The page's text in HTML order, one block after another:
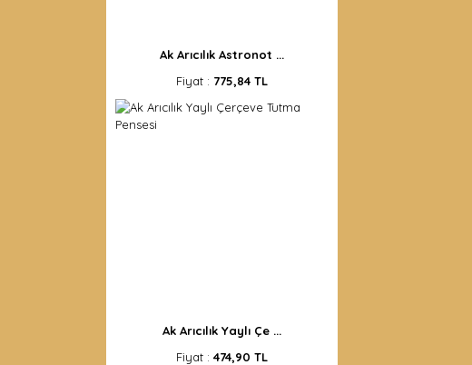
Ak Arıcılık Astronot ...
Fiyat : 775,84 TL
Ak Arıcılık Yaylı Çe ...
Fiyat : 474,90 TL